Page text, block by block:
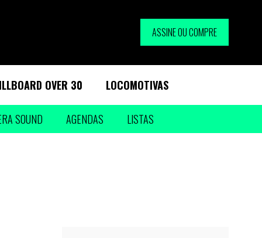
ASSINE OU COMPRE
OVER 30 LOCOMOTIVAS
SOUND AGENDAS LISTAS